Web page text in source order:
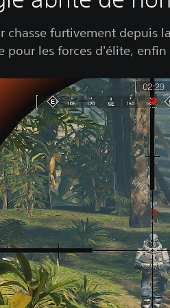
chasse furtivement depuis
pour les forces d'élite,